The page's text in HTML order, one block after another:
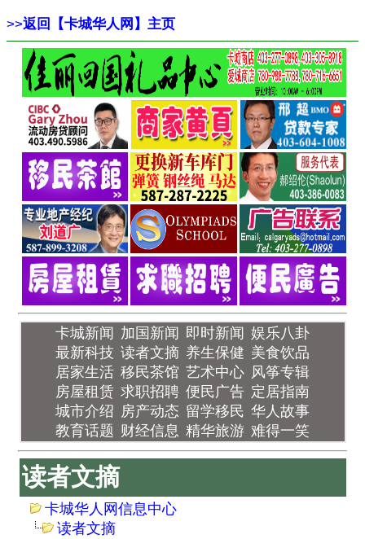
>>返回【卡城华人网】主页
卡城新闻 加国新闻 即时新闻 娱乐八卦
最新科技 读者文摘 养生保健 美食饮品
居家生活 移民茶馆 艺术中心 风筝专辑
房屋租赁 求职招聘 便民广告 定居指南
城市介绍 房产动态 留学移民 华人故事
教育话题 财经信息 精华旅游 难得一笑
读者文摘
卡城华人网信息中心
读者文摘